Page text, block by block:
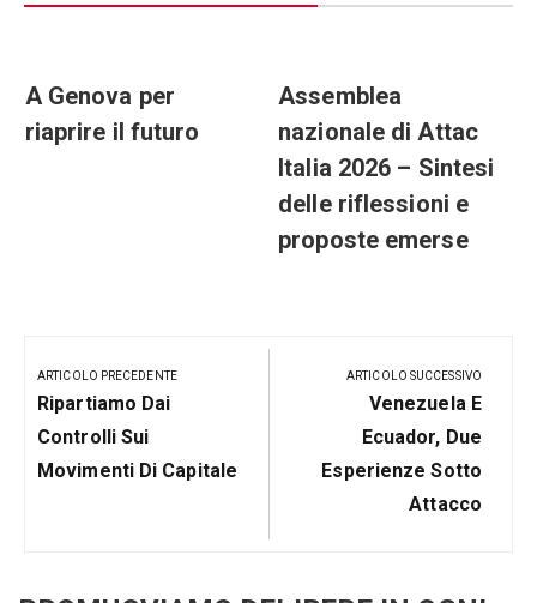
A Genova per
riaprire il futuro
Assemblea
nazionale di Attac
Italia 2026 – Sintesi
delle riflessioni e
proposte emerse
articoli
ARTICOLO PRECEDENTE
Articolo
Precedente:
Ripartiamo Dai
Controlli Sui
Movimenti Di Capitale
ARTICOLO SUCCESSIVO
Prossimo
Post
Venezuela E
Ecuador, Due
Esperienze Sotto
Attacco